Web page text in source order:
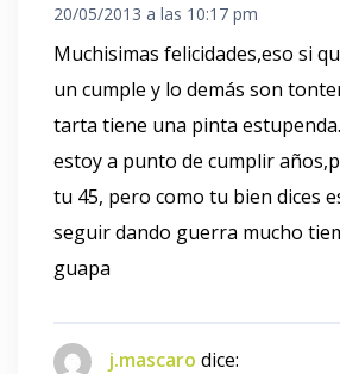
20/05/2013 a las 10:17 pm
Muchisimas felicidades,eso si
un cumple y lo demás son
tarta tiene una pinta
estoy a punto de cumplir
tu 45, pero como tu bien dices
seguir dando guerra mucho
guapa
j.mascaro dice: